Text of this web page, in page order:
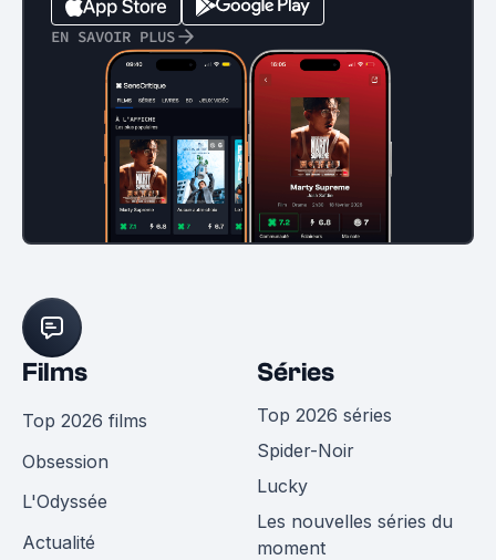
EN SAVOIR PLUS
Films
Top 2026 films
Obsession
L'Odyssée
Actualité
Séries
Top 2026 séries
Spider-Noir
Lucky
Les nouvelles séries du
moment